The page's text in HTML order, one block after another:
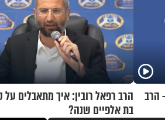
הרב
הרב רפאל רובין: איך מתאבלים על
בת אלפיים שנה?